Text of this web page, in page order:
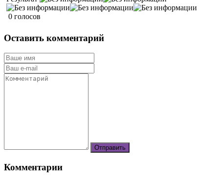
0 голосов
Оставить комментарий
Комментарии